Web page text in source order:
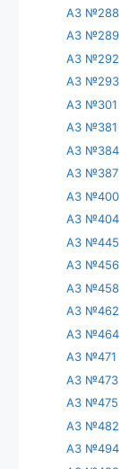
АЗ №288
АЗ №289
АЗ №292
АЗ №293
АЗ №301
АЗ №381
АЗ №384
АЗ №387
АЗ №400
АЗ №404
АЗ №445
АЗ №456
АЗ №458
АЗ №462
АЗ №464
АЗ №471
АЗ №473
АЗ №475
АЗ №482
АЗ №494